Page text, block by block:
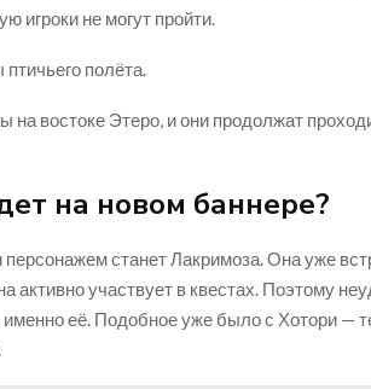
игроки не могут пройти.
полёта.
на востоке Этеро, и они продолжат
на новом баннере?
станет Лакримоза. Она уже
активно участвует в квестах. Поэтому
именно её. Подобное уже было с Хотори —